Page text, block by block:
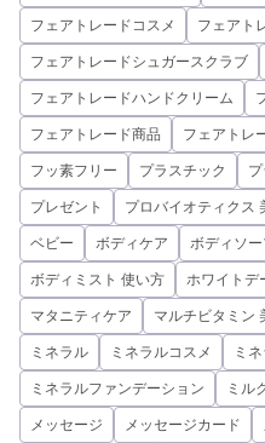
フェアトレードコスメ フェアト
フェアトレードシュガースクラブ
フェアトレードハンドクリーム
フェアトレード商品 フェアトレ
フッ素フリー プラスチック
プレゼント プロバイオティクス
ベビー ボディケア ボディソ
ボディミスト 使い方 ホワイトデ
マタニティケア マルチビタミン
ミネラル ミネラルコスメ ミ
ミネラルファンデーション ミル
メッセージ メッセージカード